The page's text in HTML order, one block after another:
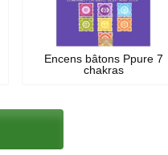
Encens bâtons Ppure 7
chakras